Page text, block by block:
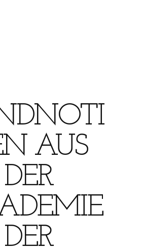
AUS
DER
DER